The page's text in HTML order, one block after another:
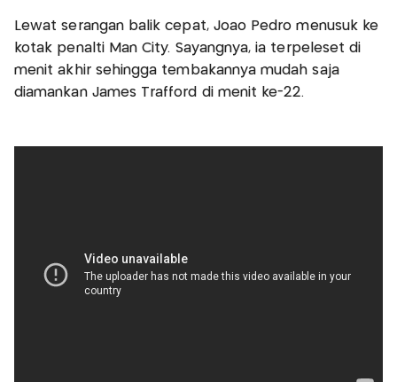
Lewat serangan balik cepat, Joao Pedro menusuk ke
kotak penalti Man City. Sayangnya, ia terpeleset di
menit akhir sehingga tembakannya mudah saja
diamankan James Trafford di menit ke-22.